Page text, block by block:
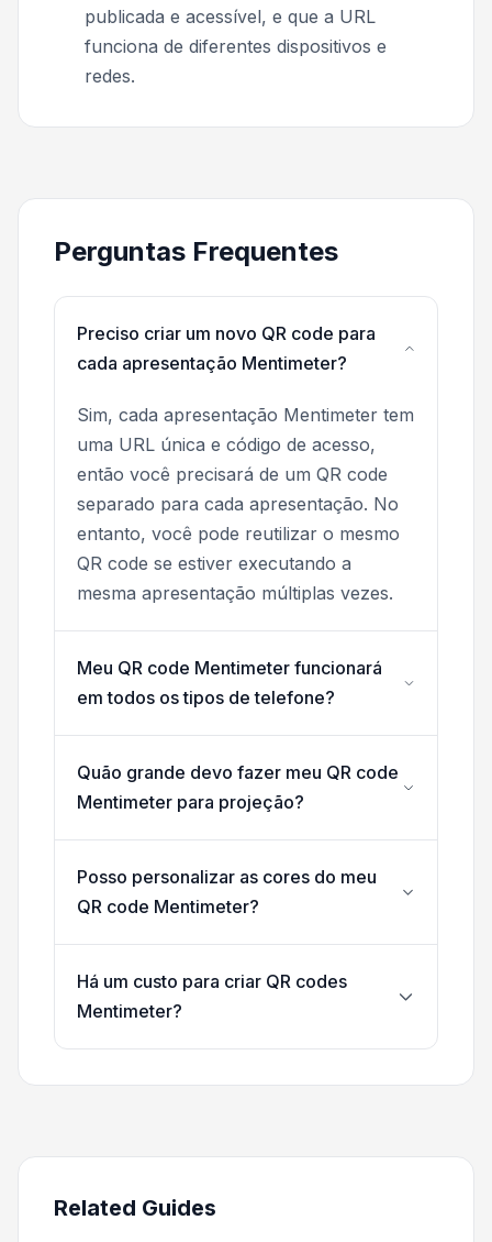
publicada e acessível, e que a URL
funciona de diferentes dispositivos e
redes.
Perguntas Frequentes
Preciso criar um novo QR code para
cada apresentação Mentimeter?
Sim, cada apresentação Mentimeter tem
uma URL única e código de acesso,
então você precisará de um QR code
separado para cada apresentação. No
entanto, você pode reutilizar o mesmo
QR code se estiver executando a
mesma apresentação múltiplas vezes.
Meu QR code Mentimeter funcionará
em todos os tipos de telefone?
Quão grande devo fazer meu QR code
Mentimeter para projeção?
Posso personalizar as cores do meu
QR code Mentimeter?
Há um custo para criar QR codes
Mentimeter?
Related Guides